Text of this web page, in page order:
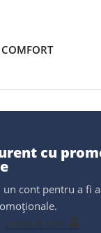
cu
un cont pentru a fi
Creează cont